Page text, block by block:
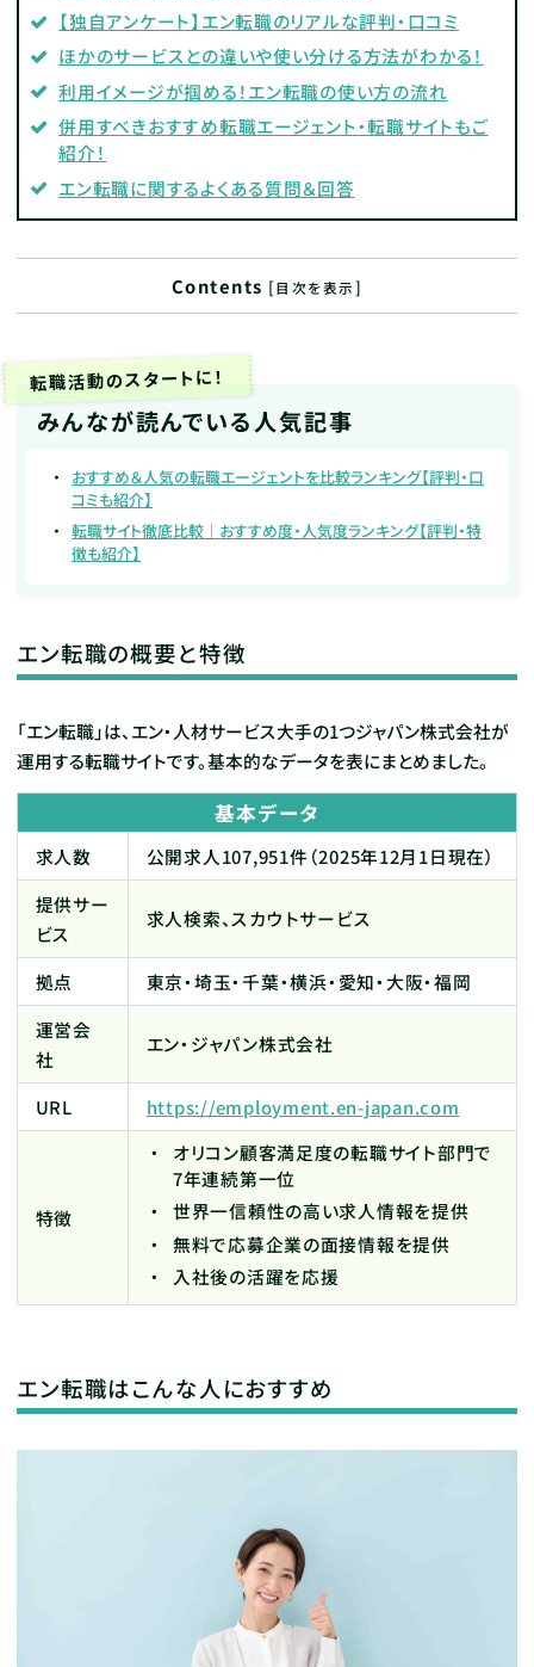
【独自アンケート】エン転職のリアルな評判・口コミ
ほかのサービスとの違いや使い分ける方法がわかる！
利用イメージが掴める！エン転職の使い方の流れ
併用すべきおすすめ転職エージェント・転職サイトもご
紹介！
エン転職に関するよくある質問＆回答
Contents [目次を表示]
転職活動のスタートに！
みんなが読んでいる人気記事
おすすめ＆人気の転職エージェントを比較ランキング【評判・口
コミも紹介】
転職サイト徹底比較｜おすすめ度・人気度ランキング【評判・特
徴も紹介】
エン転職の概要と特徴
「エン転職」は、エン・人材サービス大手の1つジャパン株式会社が
運用する転職サイトです。基本的なデータを表にまとめました。
基本データ
求人数
公開求人107,951件（2025年12月1日現在）
提供サー
ビス
求人検索、スカウトサービス
拠点
東京・埼玉・千葉・横浜・愛知・大阪・福岡
運営会
社
エン・ジャパン株式会社
URL https://employment.en-japan.com
特徴
オリコン顧客満足度の転職サイト部門で
7年連続第一位
世界一信頼性の高い求人情報を提供
無料で応募企業の面接情報を提供
入社後の活躍を応援
エン転職はこんな人におすすめ